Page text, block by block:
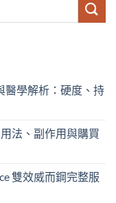
醫學解析：硬度、持
法、副作用與購買
雙效威而鋼完整服